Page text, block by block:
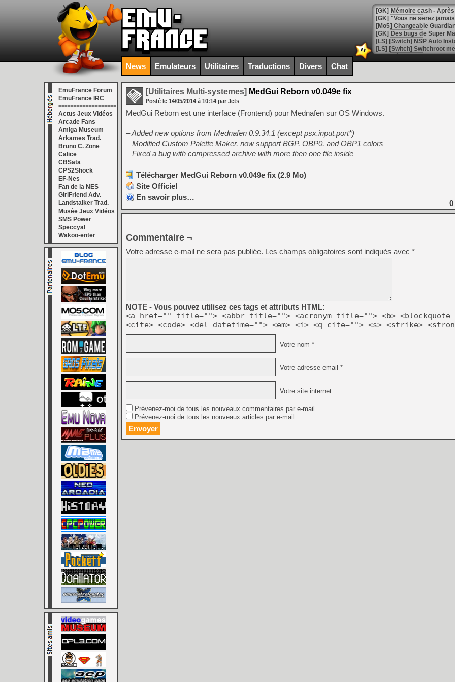
[GK] Mémoire cash -
[GK] "Vous ne serez
[Mo5] Changeable
[GK] Des bugs de Super
[LS] [Switch] NSP Auto
[GK] La saga horrifique
[GK] Le portage de Super
[Mo5] Le jeu de course
[GK] Guillermo del Toro
[GK] Mistfall Hunter : déjà
[GK] Wo Long 2 évolue
[GK] Crossfire : un TPS à
[LS] [PS5] Premiers
[Mo5] DOOM arrive en
[GK] Bethesda fête les 30
[GK] Roblox : l'action en
[GK] Agenda - GeForce
[GK] Devolver Digital en a
[LS] [PS5] ps5-y2jb-
[GK] Pourquoi Marvel
[GK] Test : Restory : Chill
[GK] GTA 6 : Rockstar
[GK] Hot Wheels Infinite
[GK] Mémoire cash -
[GK] Résultats Nintendo :
[GK] Dans ce jeu de
News Emulateurs Utilitaires Traductions Divers Chat
EmuFrance Forum
EmuFrance IRC
===================
Actus Jeux Vidéos
Arcade Fans
Amiga Museum
Arkames Trad.
Bruno C. Zone
Calice
CBSata
CPS2Shock
EF-Nes
Fan de la NES
GirlFriend Adv.
Landstalker Trad.
Musée Jeux Vidéos
SMS Power
Speccyal
Wakoo-enter
[Utilitaires Multi-systemes] MedGui Reborn v0.049e fix
Posté le 14/05/2014 à 10:14 par Jets
MedGui Reborn est une interface (Frontend) pour Mednafen sur OS Windows.
– Added new options from Mednafen 0.9.34.1 (except psx.input.port*)
– Modified Custom Palette Maker, now support BGP, OBP0, and OBP1 colors
– Fixed a bug with compressed archive with more then one file inside
Télécharger MedGui Reborn v0.049e fix (2.9 Mo)
Site Officiel
En savoir plus…
0
Commentaire ¬
Votre adresse e-mail ne sera pas publiée. Les champs obligatoires sont indiqués avec *
NOTE - Vous pouvez utilisez ces tags et attributs HTML:
<a href="" title=""> <abbr title=""> <acronym title=""> <b> <blockquote
<cite> <code> <del datetime=""> <em> <i> <q cite=""> <s> <strike>
Votre nom *
Votre adresse email *
Votre site internet
Prévenez-moi de tous les nouveaux commentaires par e-mail.
Prévenez-moi de tous les nouveaux articles par e-mail.